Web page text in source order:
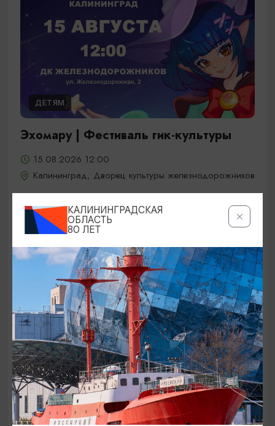
ДЕТЯМ
Эхомару | Фестиваль гик-культуры
15.08.2026 12:00
Калининград, Дворец культуры железнодорожников
ОТ 5000₽
КОНЦЕРТЫ
Jony / Джони
15.08.2026 19:00
КАЛИНИНГРАДСКАЯ
ОБЛАСТЬ
80 ЛЕТ